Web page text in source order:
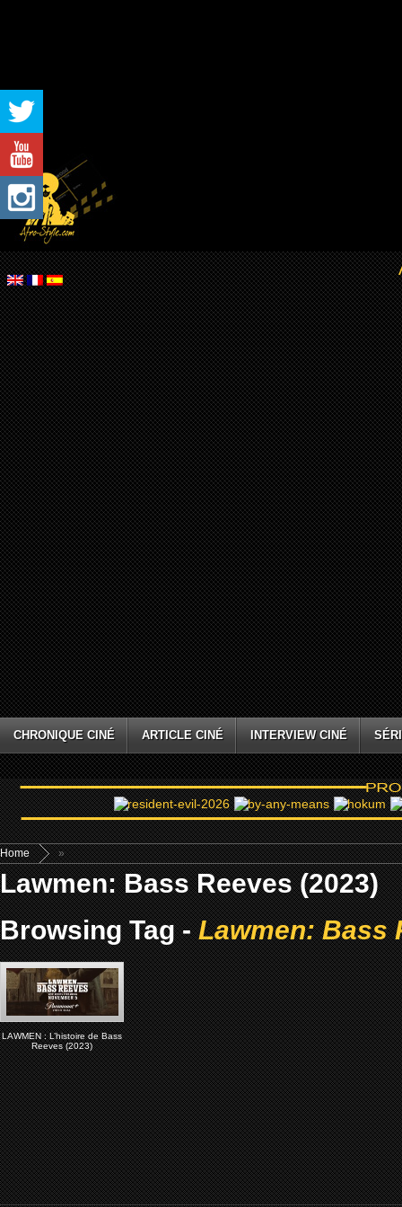
CHRONIQUE CINÉ ARTICLE CINÉ INTERVIEW CINÉ
Home »
Lawmen: Bass Reeves (2023)
Browsing Tag -Lawmen: Bass
LAWMEN : L’histoire de Bass
Reeves (2023)